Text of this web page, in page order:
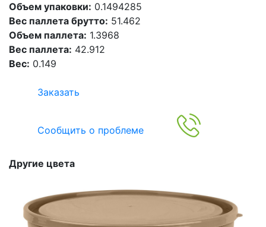
Объем упаковки: 0.1494285
Вес паллета брутто: 51.462
Объем паллета: 1.3968
Вес паллета: 42.912
Вес: 0.149
Заказать
Сообщить о проблеме
Другие цвета